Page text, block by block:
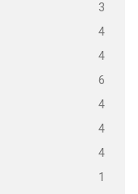
3
4
4
6
4
4
4
1